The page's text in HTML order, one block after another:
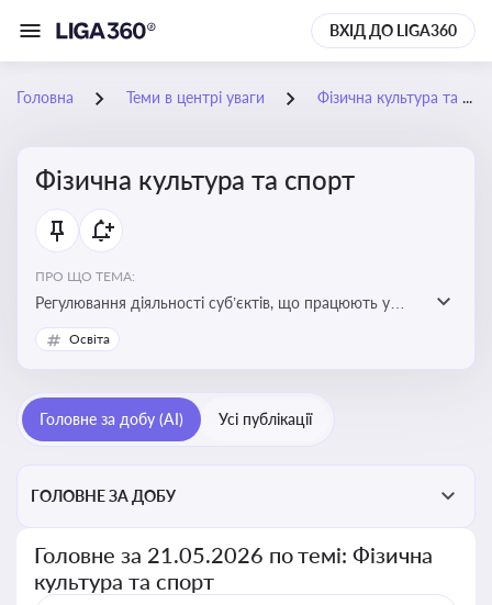
ВХІД ДО LIGA360
Головна Теми в центрі уваги Фізична культура та спорт
Фізична культура та спорт
ПРО ЩО ТЕМА:
Регулювання діяльності суб’єктів, що працюють у
сфері фізичної культури та спорту, включаючи
оздоровлення населення, професійний і аматорський
потенціалу, соціального захисту та ефективної
реалізації державної політики у цій галузі
Освіта
Головне за добу (AI) Усі публікації
ГОЛОВНЕ ЗА ДОБУ
Головне за 21.05.2026 по темі: Фізична
культура та спорт